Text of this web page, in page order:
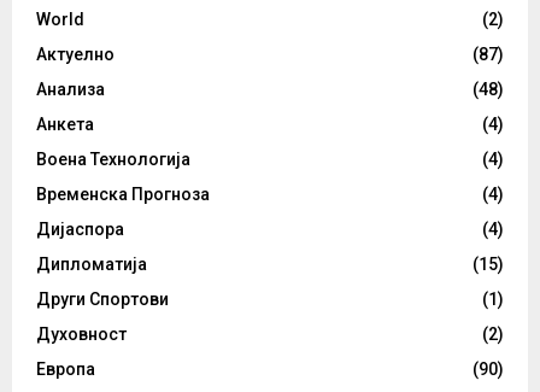
World
(2)
Актуелно
(87)
Анализа
(48)
Анкета
(4)
Воена Технологија
(4)
Временска Прогноза
(4)
Дијаспора
(4)
Дипломатија
(15)
Други Спортови
(1)
Духовност
(2)
Европа
(90)